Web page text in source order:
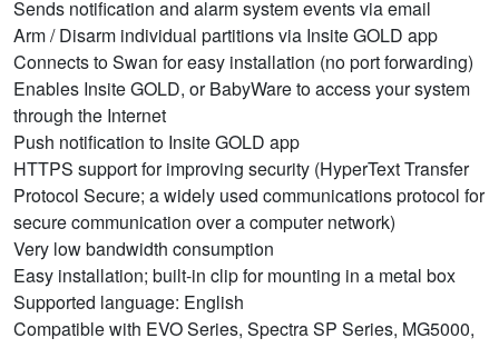
Sends notification and alarm system events via email
Arm / Disarm individual partitions via Insite GOLD app
Connects to Swan for easy installation (no port forwarding)
Enables Insite GOLD, or BabyWare to access your system
through the Internet
Push notification to Insite GOLD app
HTTPS support for improving security (HyperText Transfer
Protocol Secure; a widely used communications protocol for
secure communication over a computer network)
Very low bandwidth consumption
Easy installation; built-in clip for mounting in a metal box
Supported language: English
Compatible with EVO Series, Spectra SP Series, MG5000,